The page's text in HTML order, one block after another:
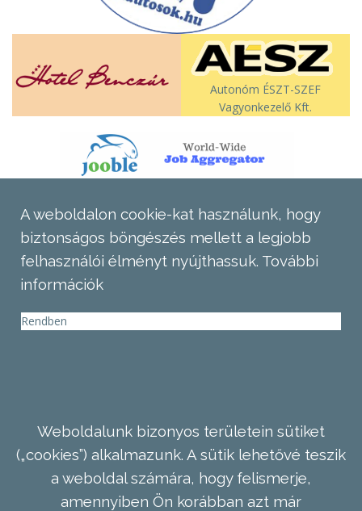
Autonóm ÉSZT-SZEF
Vagyonkezelő Kft.
A weboldalon cookie-kat használunk, hogy
biztonságos böngészés mellett a legjobb
felhasználói élményt nyújthassuk. További
információk
Rendben
Weboldalunk bizonyos területein sütiket
(„cookies”) alkalmazunk. A sütik lehetővé teszik
a weboldal számára, hogy felismerje,
amennyiben Ön korábban azt már